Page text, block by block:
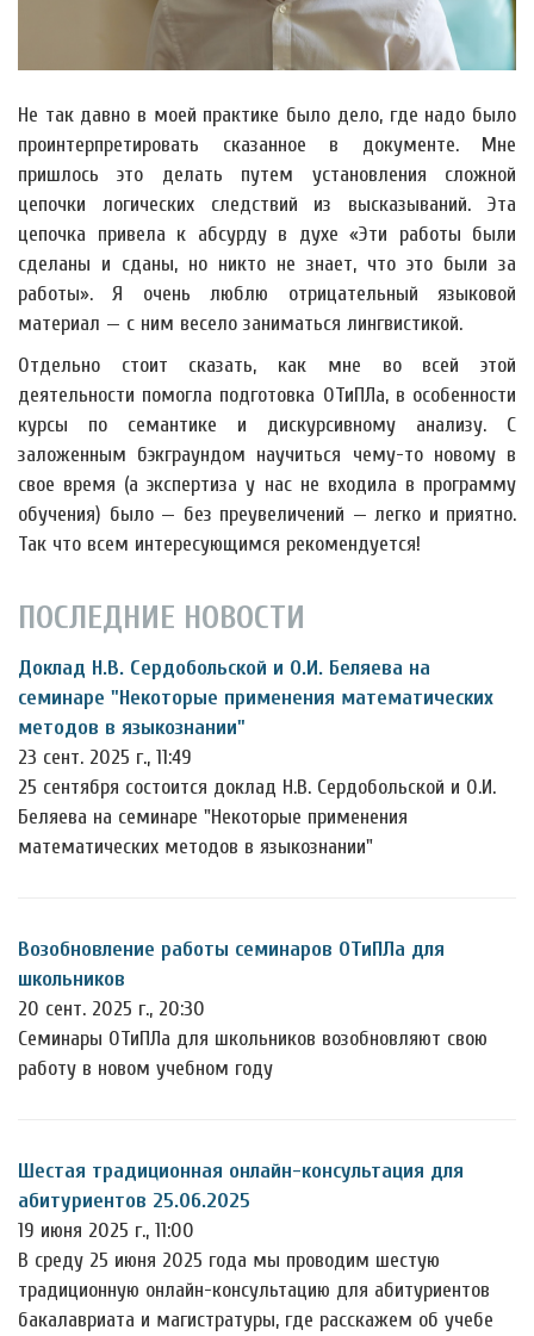
Не так давно в моей практике было дело, где надо было
проинтерпретировать сказанное в документе. Мне
пришлось это делать путем установления сложной
цепочки логических следствий из высказываний. Эта
цепочка привела к абсурду в духе «Эти работы были
сделаны и сданы, но никто не знает, что это были за
работы». Я очень люблю отрицательный языковой
материал — с ним весело заниматься лингвистикой.
Отдельно стоит сказать, как мне во всей этой
деятельности помогла подготовка ОТиПЛа, в особенности
курсы по семантике и дискурсивному анализу. С
заложенным бэкграундом научиться чему-то новому в
свое время (а экспертиза у нас не входила в программу
обучения) было — без преувеличений — легко и приятно.
Так что всем интересующимся рекомендуется!
ПОСЛЕДНИЕ НОВОСТИ
Доклад Н.В. Сердобольской и О.И. Беляева на
семинаре "Некоторые применения математических
методов в языкознании"
23 сент. 2025 г., 11:49
25 сентября состоится доклад Н.В. Сердобольской и О.И.
Беляева на семинаре "Некоторые применения
математических методов в языкознании"
Возобновление работы семинаров ОТиПЛа для
школьников
20 сент. 2025 г., 20:30
Семинары ОТиПЛа для школьников возобновляют свою
работу в новом учебном году
Шестая традиционная онлайн-консультация для
абитуриентов 25.06.2025
19 июня 2025 г., 11:00
В среду 25 июня 2025 года мы проводим шестую
традиционную онлайн-консультацию для абитуриентов
бакалавриата и магистратуры, где расскажем об учебе